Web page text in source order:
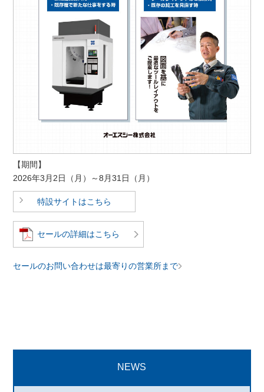
【期間】
2026年3月2日（月）～8月31日（月）
特設サイトはこちら
セールの詳細はこちら
セールのお問い合わせは最寄りの営業所まで
NEWS